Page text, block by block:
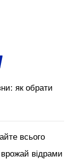
як обрати
всього
відрами